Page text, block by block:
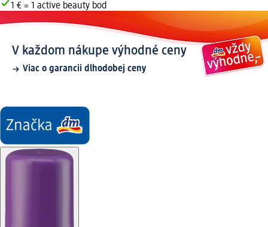
1 € = 1 active beauty bod
V každom nákupe výhodné ceny
Viac o garancii dlhodobej ceny